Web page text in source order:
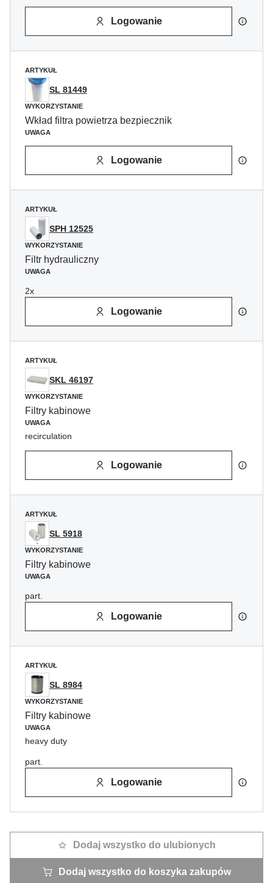
Logowanie
ARTYKUŁ
SL 81449
WYKORZYSTANIE
Wkład filtra powietrza bezpiecznik
UWAGA
Logowanie
ARTYKUŁ
SPH 12525
WYKORZYSTANIE
Filtr hydrauliczny
UWAGA
2x
Logowanie
ARTYKUŁ
SKL 46197
WYKORZYSTANIE
Filtry kabinowe
UWAGA
recirculation
Logowanie
ARTYKUŁ
SL 5918
WYKORZYSTANIE
Filtry kabinowe
UWAGA
part.
Logowanie
ARTYKUŁ
SL 8984
WYKORZYSTANIE
Filtry kabinowe
UWAGA
heavy duty
part.
Logowanie
Dodaj wszystko do ulubionych
Dodaj wszystko do koszyka zakupów